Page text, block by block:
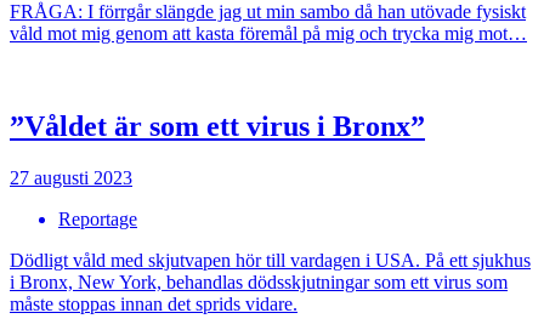
FRÅGA: I förrgår slängde jag ut min sambo då han utövade fysiskt
våld mot mig genom att kasta föremål på mig och trycka mig mot…
”Våldet är som ett virus i Bronx”
27 augusti 2023
Reportage
Dödligt våld med skjutvapen hör till vardagen i USA. På ett sjukhus
i Bronx, New York, behandlas dödsskjutningar som ett virus som
måste stoppas innan det sprids vidare.